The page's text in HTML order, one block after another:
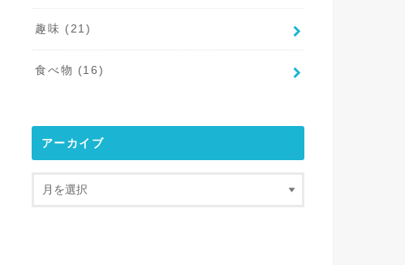
趣味 (21)
食べ物 (16)
アーカイブ